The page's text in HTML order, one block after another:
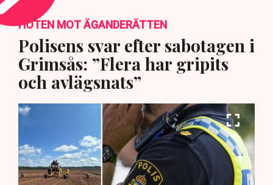
HOTEN MOT ÄGANDERÄTTEN
Polisens svar efter sabotagen i
Grimsås: ”Flera har gripits
och avlägsnats”